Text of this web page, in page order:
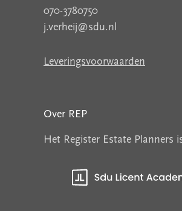
070-3780750
j.verheij@sdu.nl
Leveringsvoorwaarden
Over REP
Het Register Estate Planners